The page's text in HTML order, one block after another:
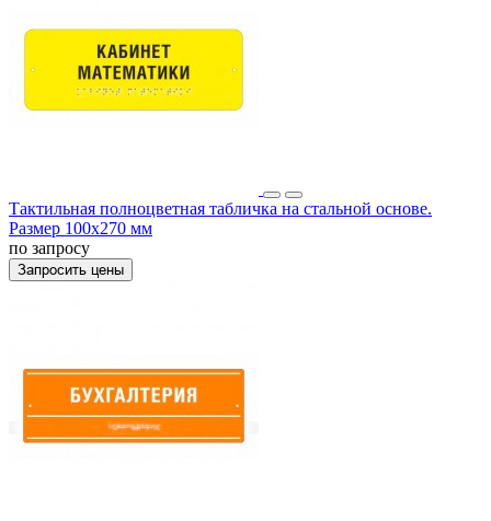
Тактильная полноцветная табличка на стальной основе.
Размер 100x270 мм
по запросу
Запросить цены